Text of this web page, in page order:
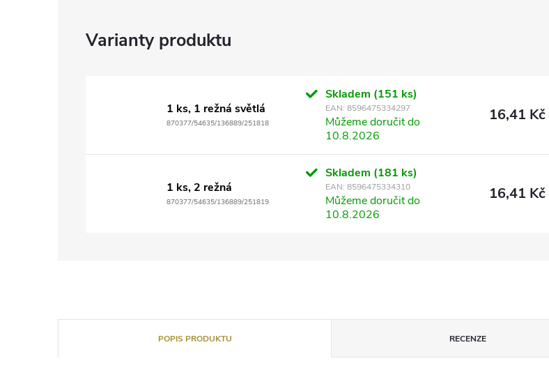
1 ks, 1 režná světlá
870377/54635/136889/251818
Skladem (151 ks)
EAN: 8596475334297
Můžeme doručit do
10.8.2026
16,41 Kč
1 ks, 2 režná
870377/54635/136889/251819
Skladem (181 ks)
EAN: 8596475334310
Můžeme doručit do
10.8.2026
16,41 Kč
POPIS PRODUKTU RECENZE